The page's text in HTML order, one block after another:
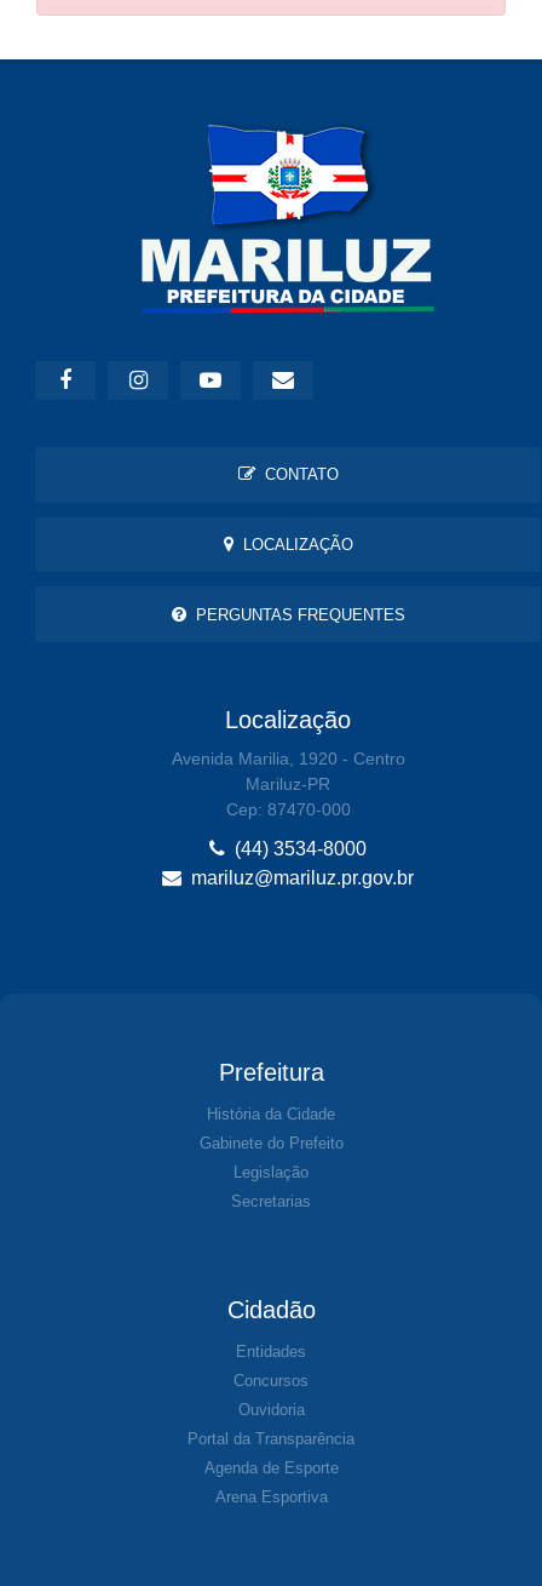
CONTATO
LOCALIZAÇÃO
PERGUNTAS FREQUENTES
Localização
Avenida Marilia, 1920 - Centro
Mariluz-PR
Cep: 87470-000
(44) 3534-8000
mariluz@mariluz.pr.gov.br
Prefeitura
História da Cidade
Gabinete do Prefeito
Legislação
Secretarias
Cidadão
Entidades
Concursos
Ouvidoria
Portal da Transparência
Agenda de Esporte
Arena Esportiva